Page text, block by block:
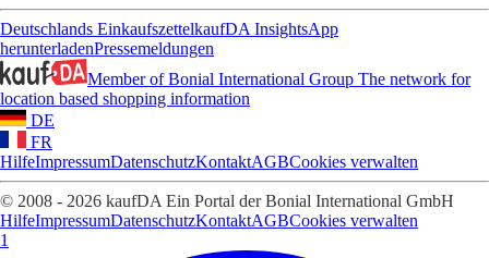
Deutschlands EinkaufszettelkaufDA InsightsApp
herunterladenPressemeldungen
Member of Bonial International Group The network for
location based shopping information
DE
FR
HilfeImpressumDatenschutzKontaktAGBCookies verwalten
© 2008 - 2026 kaufDA Ein Portal der Bonial International GmbH
HilfeImpressumDatenschutzKontaktAGBCookies verwalten
1